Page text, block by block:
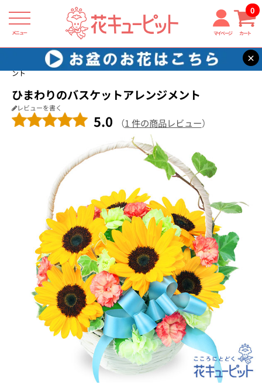
メニュー マイページ カート
0
×
花キューピット お祝い
【お祝い】ひまわりのバスケットアレンジメ
ント
ひまわりのバスケットアレンジメント
レビューを書く
5.0 （1 件の商品レビュー）